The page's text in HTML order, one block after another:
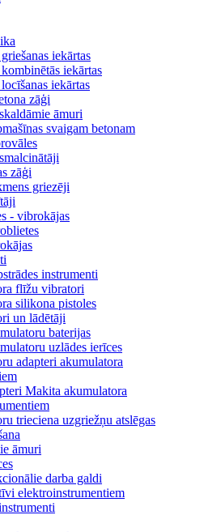
iekārtas
iekārtas
iekārtas
zāģi
āmuri
svaigam betonam
zāģi
griezēji
- vibrokājas
instrumenti
flīžu vibratori
silikona pistoles
un lādētāji
baterijas
uzlādes ierīces
adapteri akumulatora
Makita akumulatora
trieciena uzgriežņu atslēgas
āmuri
darba galdi
elektroinstrumentiem